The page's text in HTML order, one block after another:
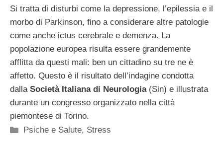
Si tratta di disturbi come la depressione, l’epilessia e il
morbo di Parkinson, fino a considerare altre patologie
come anche ictus cerebrale e demenza. La
popolazione europea risulta essere grandemente
afflitta da questi mali: ben un cittadino su tre ne è
affetto. Questo è il risultato dell’indagine condotta
dalla Società Italiana di Neurologia(Sin) e illustrata
durante un congresso organizzato nella città
piemontese di Torino.
Categorie
Psiche e Salute, Stress